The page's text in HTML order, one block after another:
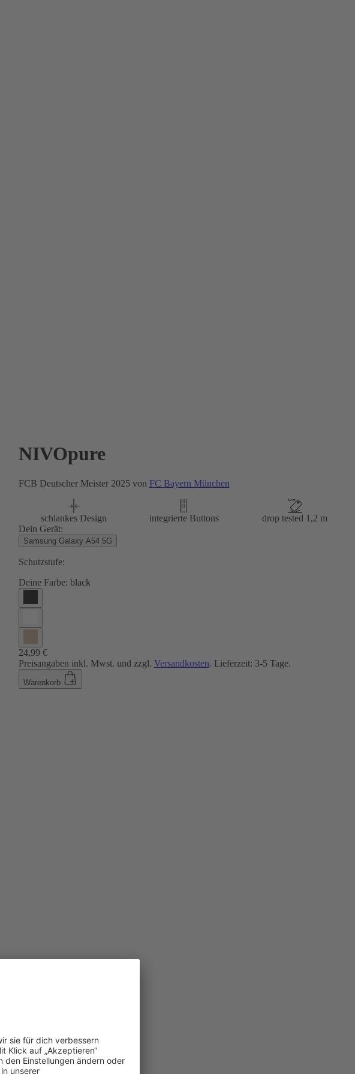
NIVOpure
FCB Deutscher Meister 2025 von FC Bayern München
schlankes Design integrierte Buttons
drop tested 1,2 m
Dein Gerät:
Samsung Galaxy A54 5G
Schutzstufe:
Deine Farbe: black
24,99 €
Preisangaben inkl. Mwst. und zzgl. Versandkosten. Lieferzeit: 3-5 Tage.
Warenkorb